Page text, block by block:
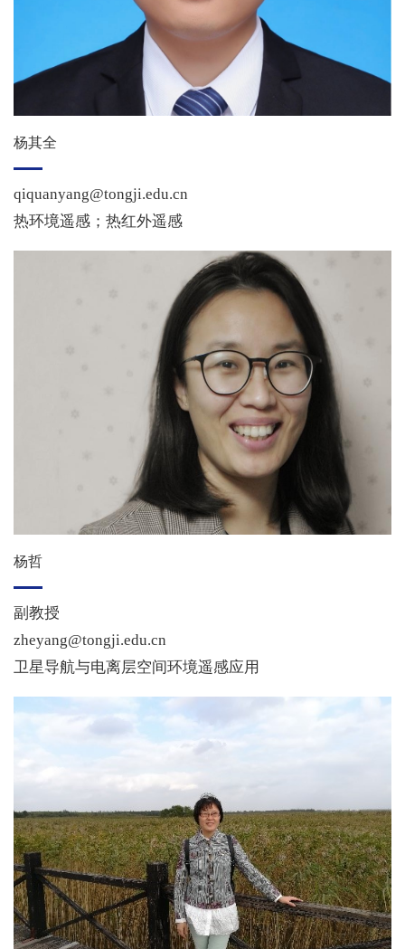
杨其全
qiquanyang@tongji.edu.cn
热环境遥感；热红外遥感
杨哲
副教授
zheyang@tongji.edu.cn
卫星导航与电离层空间环境遥感应用